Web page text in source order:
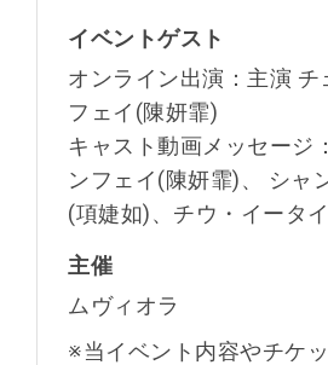
イベントゲスト
オンライン出演：主演 チ
フェイ(陳妍霏)
キャスト動画メッセージ
ンフェイ(陳妍霏)、 シャ
(項婕如)、チウ・イータ
主催
ムヴィオラ
※当イベント内容やチケ